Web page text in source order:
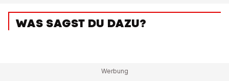
WAS SAGST DU DAZU?